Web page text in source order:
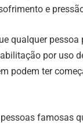
e
qualquer pessoa
por uso
podem ter
famosas